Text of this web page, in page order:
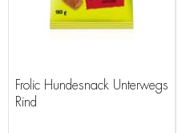
Frolic Hundesnack Unterwegs
Rind